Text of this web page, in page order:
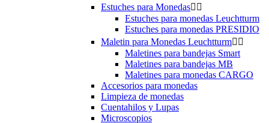
Estuches para Monedas 
Estuches para monedas Leuchtturm
Estuches para monedas PRESIDIO
Maletin para Monedas Leuchtturm 
Maletines para bandejas Smart
Maletines para bandejas MB
Maletines para monedas CARGO
Accesorios para monedas
Limpieza de monedas
Cuentahilos y Lupas
Microscopios